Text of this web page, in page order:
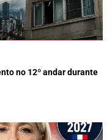
no 12º andar durante